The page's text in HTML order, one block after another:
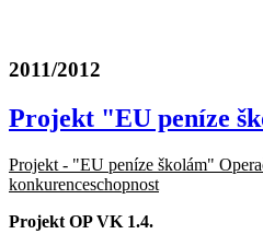
2011/2012
Projekt "EU peníze
Projekt - "EU peníze školám"
konkurenceschopnost
Projekt OP VK 1.4.